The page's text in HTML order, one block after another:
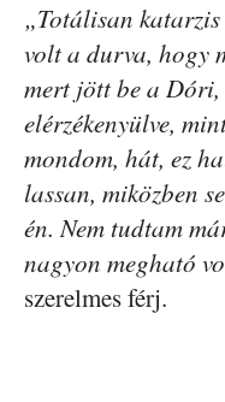
„Totálisan katarzis
volt a durva, hogy
mert jött be a
elérzékenyülve,
mondom, hát, ez
lassan, miközben
én. Nem tudtam
nagyon megható
szerelmes férj.